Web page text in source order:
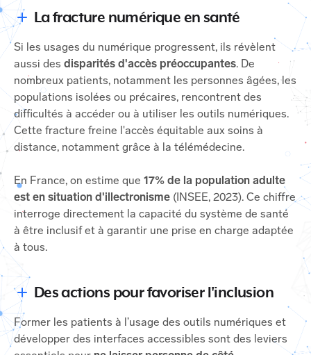
La fracture numérique en santé
Si les usages du numérique progressent, ils révèlent
aussi des disparités d'accès préoccupantes. De
nombreux patients, notamment les personnes âgées, les
populations isolées ou précaires, rencontrent des
difficultés à accéder ou à utiliser les outils numériques.
Cette fracture freine l'accès équitable aux soins à
distance, notamment grâce à la télémédecine.
En France, on estime que 17% de la population adulte
est en situation d'illectronisme (INSEE, 2023). Ce chiffre
interroge directement la capacité du système de santé
à être inclusif et à garantir une prise en charge adaptée
à tous.
Des actions pour favoriser l'inclusion
Former les patients à l’usage des outils numériques et
développer des interfaces accessibles sont des leviers